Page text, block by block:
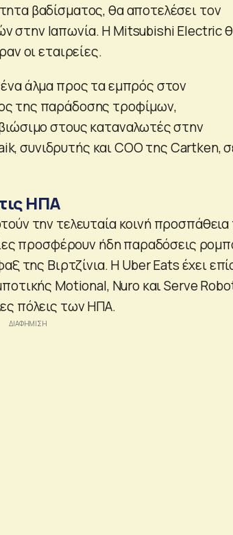
βαδίσματος, θα αποτελέσει τον
στην Ιαπωνία. Η Mitsubishi Electric
οι εταιρείες.
άλμα προς τα εμπρός στον
της παράδοσης τροφίμων,
στους καταναλωτές στην
συνιδρυτής και COO της Cartken,
ΗΠΑ
την τελευταία κοινή προσπάθεια
προσφέρουν ήδη παραδόσεις
της Βιρτζίνια. Η Uber Eats έχει
Motional, Nuro και Serve
πόλεις των ΗΠΑ.